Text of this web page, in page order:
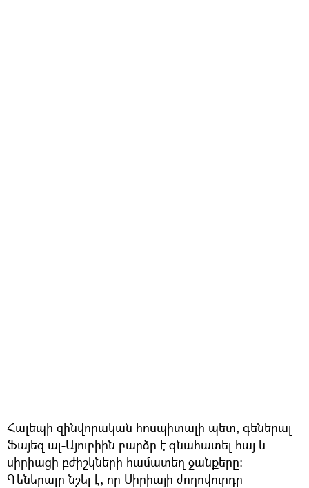
Հալեպի զինվորական հոսպիտալի պետ, գեներալ
Ֆայեզ ալ-Այուբիին բարձր է գնահատել հայ և
սիրիացի բժիշկների համատեղ ջանքերը։
Գեներալը նշել է, որ Սիրիայի ժողովուրդը